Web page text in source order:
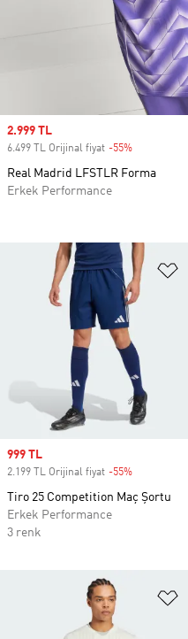
Sale price
999 TL
2.199 TL Orijinal fiyat -55%
Tiro 25 Competition Maç Şortu
Erkek Performance
3 renk
Sale price
2.999 TL
6.499 TL Orijinal fiyat -55%
Real Madrid LFSTLR Forma
Erkek Performance